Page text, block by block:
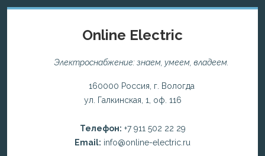
Online Electric
Электроснабжение: знаем, умеем, владеем.
160000 Россия, г. Вологда
ул. Галкинская, 1, оф. 116
Телефон: +7 911 502 22 29
Email: info@online-electric.ru